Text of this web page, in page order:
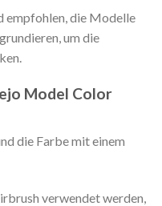
empfohlen, die Modelle
um die
Model Color
die Farbe mit einem
verwendet werden,